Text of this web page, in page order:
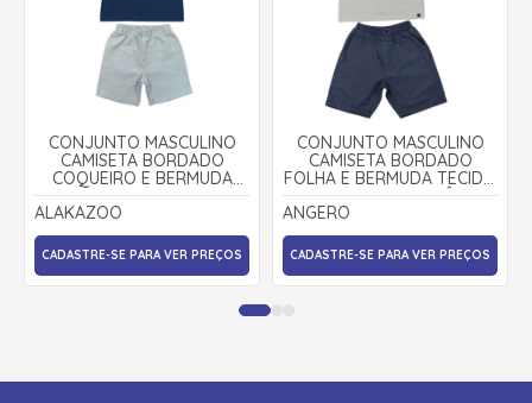
CONJUNTO MASCULINO
CAMISETA BORDADO
COQUEIRO E BERMUDA
TECIDO A5038 -
ALAKAZOO
ALAKAZOO
CADASTRE-SE PARA VER PREÇOS
CONJUNTO MASCULINO
CAMISETA BORDADO
FOLHA E BERMUDA TECIDO
29069 - ANGERÔ
ANGERO
CADASTRE-SE PARA VER PREÇOS